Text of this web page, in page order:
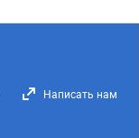
Написать нам